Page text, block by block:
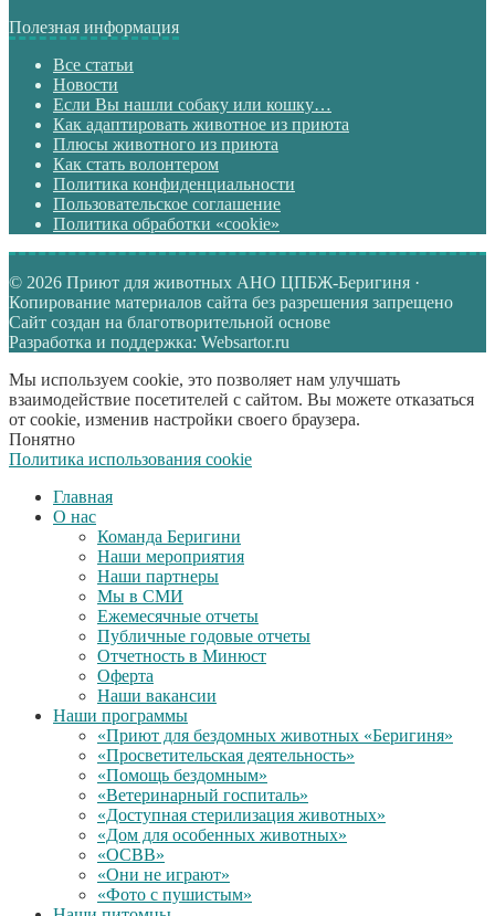
Полезная информация
Все статьи
Новости
Если Вы нашли собаку или кошку…
Как адаптировать животное из приюта
Плюсы животного из приюта
Как стать волонтером
Политика конфиденциальности
Пользовательское соглашение
Политика обработки «cookie»
© 2026 Приют для животных АНО ЦПБЖ-Беригиня ·
Копирование материалов сайта без разрешения запрещено
Сайт создан на благотворительной основе
Разработка и поддержка: Websartor.ru
Мы используем cookie, это позволяет нам улучшать
взаимодействие посетителей с сайтом. Вы можете отказаться
от cookie, изменив настройки своего браузера.
Понятно
Политика использования cookie
Главная
О нас
Команда Беригини
Наши мероприятия
Наши партнеры
Мы в СМИ
Ежемесячные отчеты
Публичные годовые отчеты
Отчетность в Минюст
Оферта
Наши вакансии
Наши программы
«Приют для бездомных животных «Беригиня»
«Просветительская деятельность»
«Помощь бездомным»
«Ветеринарный госпиталь»
«Доступная стерилизация животных»
«Дом для особенных животных»
«ОСВВ»
«Они не играют»
«Фото с пушистым»